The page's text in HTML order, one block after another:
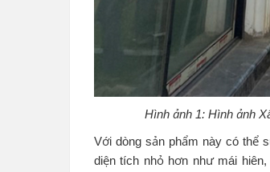
Hình ảnh 1: Hình ảnh
Với dòng sản phẩm này có thể
diện tích nhỏ hơn như mái